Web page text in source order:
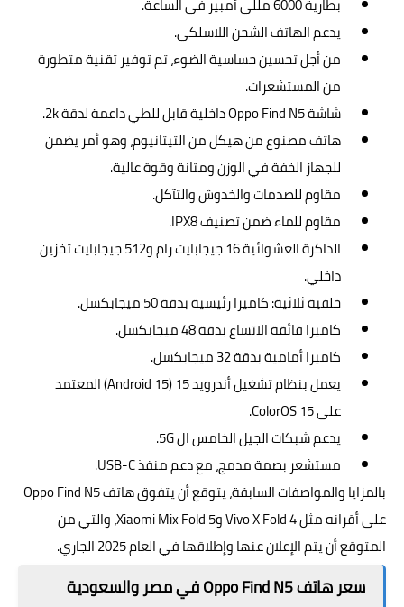
يدعم الهاتف الشحن اللاسلكي.
من أجل تحسين حساسية الضوء، تم توفير تقنية متطورة
من المستشعرات.
شاشة Oppo Find N5 داخلية قابل للطي داعمة لدقة 2k.
هاتف مصنوع من هيكل من التيتانيوم، وهو أمر يضمن
للجهاز الخفة في الوزن ومتانة وقوة عالية.
مقاوم للصدمات والخدوش والتآكل.
مقاوم للماء ضمن تصنيف IPX8.
الذاكرة العشوائية 16 جيجابايت رام و512 جيجابايت تخزين
داخلي.
خلفية ثلاثية: كاميرا رئيسية بدقة 50 ميجابكسل.
كاميرا فائقة الاتساع بدقة 48 ميجابكسل.
كاميرا أمامية بدقة 32 ميجابكسل.
يعمل بنظام تشغيل أندرويد 15 (Android 15) المعتمد
على ColorOS 15.
يدعم شبكات الجيل الخامس ال 5G.
مستشعر بصمة مدمج، مع دعم منفذ USB-C.
بالمزايا والمواصفات السابقة، يتوقع أن يتفوق هاتف Oppo Find N5
على أقرانه مثل Vivo X Fold 4 وXiaomi Mix Fold 5، والتي من
المتوقع أن يتم الإعلان عنها وإطلاقها في العام 2025 الجاري.
سعر هاتف Oppo Find N5 في مصر والسعودية